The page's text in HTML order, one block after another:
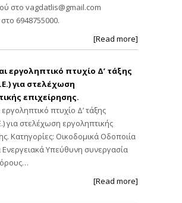
στο vagdatlis@gmail.com
6948755000.
[Read more]
εργοληπτικό πτυχίο Δ’ τάξης
για στελέχωση
επιχείρησης.
εργοληπτικό πτυχίο Δ’ τάξης
για στελέχωση εργοληπτικής
Κατηγορίες: Οικοδομικά Οδοποιία
Ενεργειακά Υπεύθυνη συνεργασία
[Read more]